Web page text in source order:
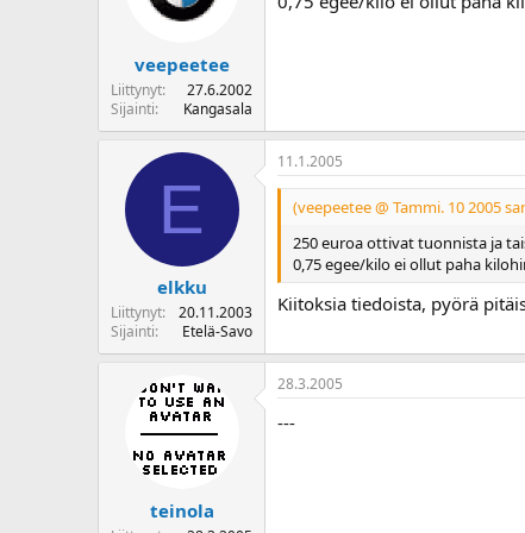
veepeetee
Liittynyt
27.6.2002
Sijainti
Kangasala
E
elkku
Liittynyt
20.11.2003
Sijainti
Etelä-Savo
11.1.2005
(veepeetee @ Tammi. 10 2005
250 euroa ottivat tuonnista ja
0,75 egee/kilo ei ollut paha
Kiitoksia tiedoista, pyörä
teinola
28.3.2005
---